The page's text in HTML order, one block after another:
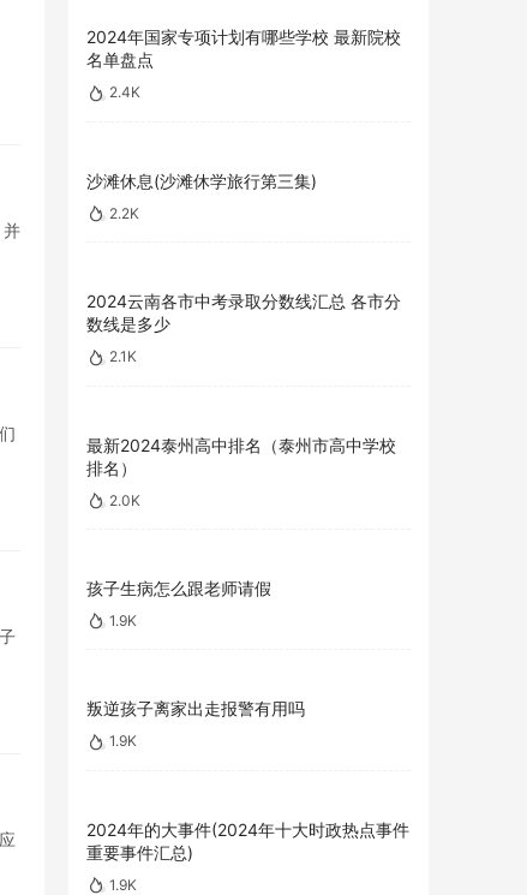
并
2024年国家专项计划有哪些学校 最新院校
名单盘点
2.4K
沙滩休息(沙滩休学旅行第三集)
2.2K
2024云南各市中考录取分数线汇总 各市分
数线是多少
2.1K
最新2024泰州高中排名（泰州市高中学校
排名）
2.0K
孩子生病怎么跟老师请假
1.9K
叛逆孩子离家出走报警有用吗
1.9K
2024年的大事件(2024年十大时政热点事件
重要事件汇总)
1.9K